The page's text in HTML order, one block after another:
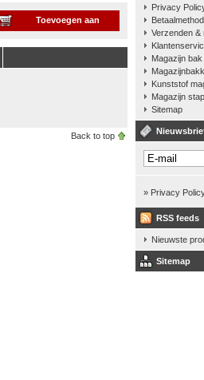
Toevoegen aan
Back to top
Privacy
Verzenden &
Magazijn bak
Kunststof
Magazijn
Sitemap
» Privacy
RSS feeds
Nieuwste
Sitemap